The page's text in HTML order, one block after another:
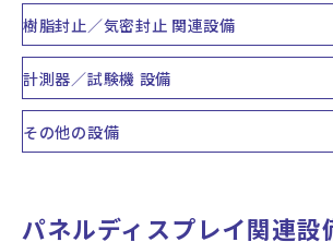
樹脂封止／気密封止 関連設備
計測器／試験機 設備
その他の設備
パネルディスプレイ関連設